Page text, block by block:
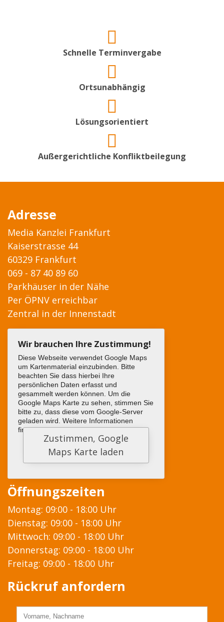
Schnelle Terminvergabe
Ortsunabhängig
Lösungsorientiert
Außergerichtliche Konfliktbeilegung
Adresse
Media Kanzlei Frankfurt
Kaiserstrasse 44
60329 Frankfurt
069 - 87 40 89 60
Parkhäuser in der Nähe
Per ÖPNV erreichbar
Zentral in der Innenstadt
Wir brauchen Ihre Zustimmung!
Diese Webseite verwendet Google Maps
um Kartenmaterial einzubinden. Bitte
beachten Sie dass hierbei Ihre
persönlichen Daten erfasst und
gesammelt werden können. Um die
Google Maps Karte zu sehen, stimmen Sie
bitte zu, dass diese vom Google-Server
geladen wird. Weitere Informationen
finden sieHIER
Öffnungszeiten
Montag: 09:00 - 18:00 Uhr
Dienstag: 09:00 - 18:00 Uhr
Mittwoch: 09:00 - 18:00 Uhr
Donnerstag: 09:00 - 18:00 Uhr
Freitag: 09:00 - 18:00 Uhr
Rückruf anfordern